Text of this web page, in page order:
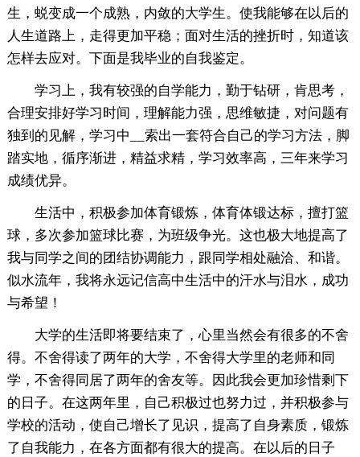
生，蜕变成一个成熟，内敛的大学生。使我能够在以后的
人生道路上，走得更加平稳；面对生活的挫折时，知道该
怎样去应对。下面是我毕业的自我鉴定。
学习上，我有较强的自学能力，勤于钻研，肯思考，
合理安排好学习时间，理解能力强，思维敏捷，对问题有
独到的见解，学习中__索出一套符合自己的学习方法，脚
踏实地，循序渐进，精益求精，学习效率高，三年来学习
成绩优异。
生活中，积极参加体育锻炼，体育体锻达标，擅打篮
球，多次参加篮球比赛，为班级争光。这也极大地提高了
我与同学之间的团结协调能力，跟同学相处融洽、和谐。
似水流年，我将永远记信高中生活中的汗水与泪水，成功
与希望！
大学的生活即将要结束了，心里当然会有很多的不舍
得。不舍得读了两年的大学，不舍得大学里的老师和同
学，不舍得同居了两年的舍友等。因此我会更加珍惜剩下
的日子。在这两年里，自己积极过也努力过，并积极参与
学校的活动，使自己增长了见识，提高了自身素质，锻炼
了自我能力，在各方面都有很大的提高。在以后的日子